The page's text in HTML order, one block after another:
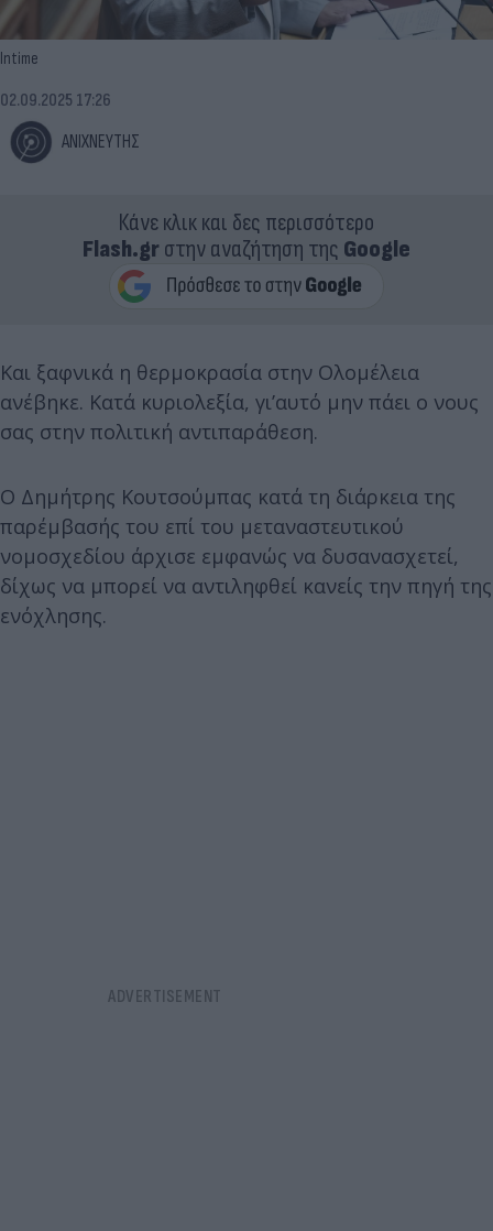
Intime
ΑΝΙΧΝΕΥΤΗΣ
02.09.2025 17:26
Κάνε κλικ και δες περισσότερο
Flash.grστην αναζήτηση της Google
Και ξαφνικά η θερμοκρασία στην Ολομέλεια
ανέβηκε. Κατά κυριολεξία, γι’αυτό μην πάει ο νους
σας στην πολιτική αντιπαράθεση.
Ο Δημήτρης Κουτσούμπας κατά τη διάρκεια της
παρέμβασής του επί του μεταναστευτικού
νομοσχεδίου άρχισε εμφανώς να δυσανασχετεί,
δίχως να μπορεί να αντιληφθεί κανείς την πηγή της
ενόχλησης.